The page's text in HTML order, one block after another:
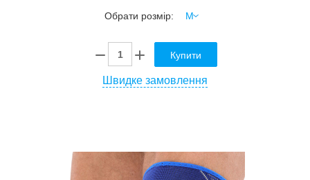
Обрати розмір:
Купити
Швидке замовлення